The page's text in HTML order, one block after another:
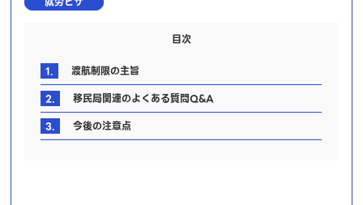
目次
1.
渡航制限の主旨
2.
移民局関連のよくある質問Q&A
3.
今後の注意点